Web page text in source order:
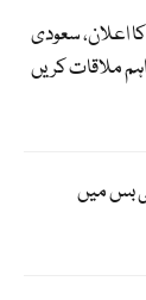
اعلان، سعودی
ملاقات کریں
بس میں